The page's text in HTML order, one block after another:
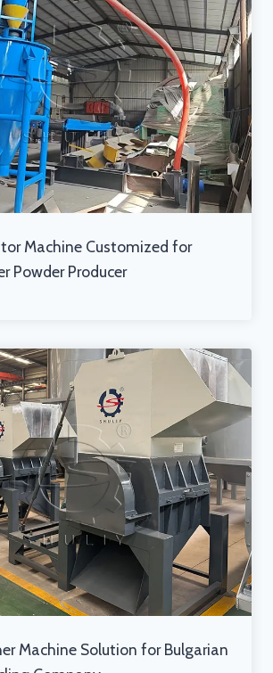
Machine Customized for
Powder Producer
Machine Solution for Bulgarian